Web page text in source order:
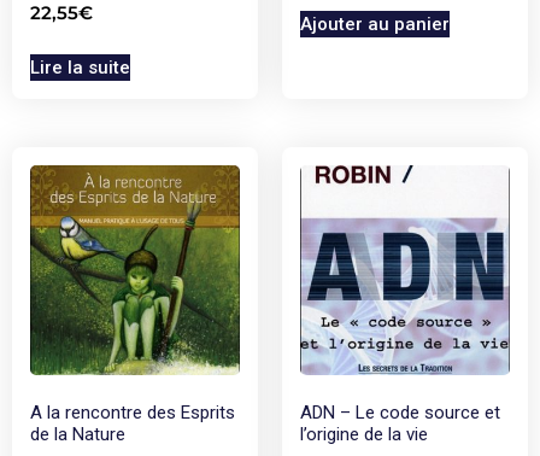
22,55€
Lire la suite
Ajouter au panier
A la rencontre des Esprits
de la Nature
ADN – Le code source et
l’origine de la vie